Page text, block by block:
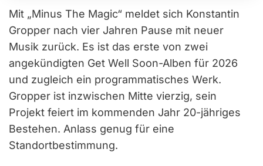
Mit „Minus The Magic“ meldet sich Konstantin
Gropper nach vier Jahren Pause mit neuer
Musik zurück. Es ist das erste von zwei
angekündigten Get Well Soon-Alben für 2026
und zugleich ein programmatisches Werk.
Gropper ist inzwischen Mitte vierzig, sein
Projekt feiert im kommenden Jahr 20-jähriges
Bestehen. Anlass genug für eine
Standortbestimmung.